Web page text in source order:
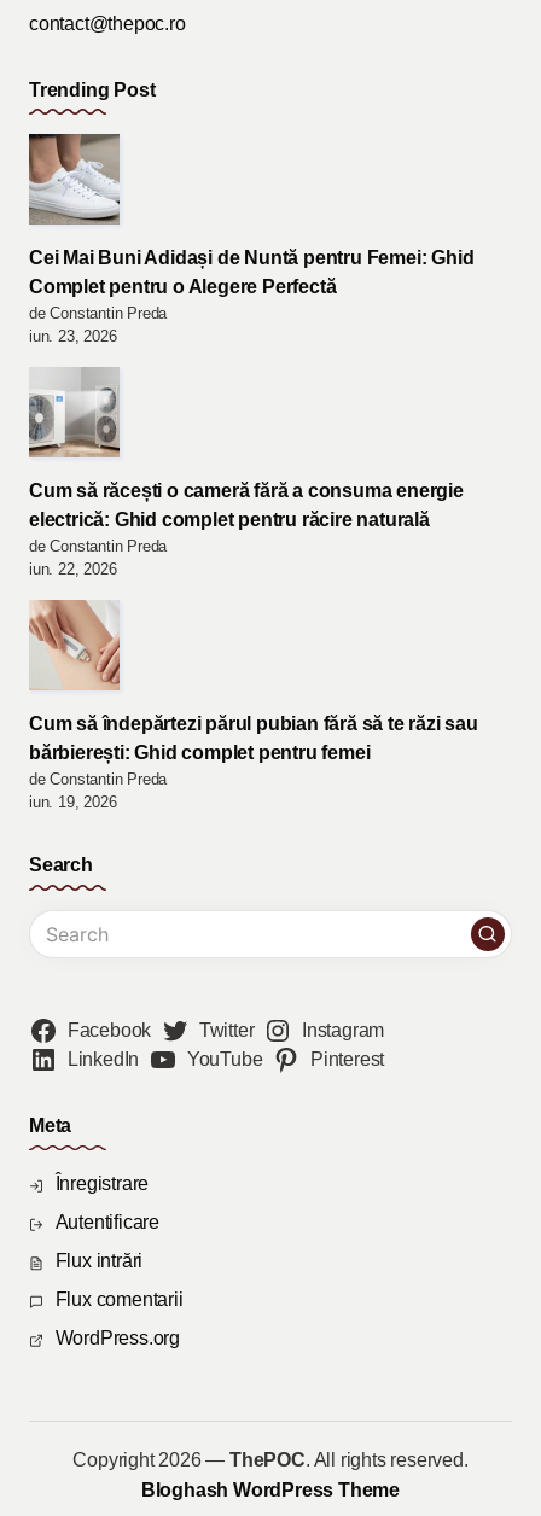
contact@thepoc.ro
Trending Post
Cei Mai Buni Adidași de Nuntă pentru Femei: Ghid
Complet pentru o Alegere Perfectă
de Constantin Preda
iun. 23, 2026
Cum să răcești o cameră fără a consuma energie
electrică: Ghid complet pentru răcire naturală
de Constantin Preda
iun. 22, 2026
Cum să îndepărtezi părul pubian fără să te răzi sau
bărbierești: Ghid complet pentru femei
de Constantin Preda
iun. 19, 2026
Search
Facebook Twitter
Instagram
LinkedIn
YouTube Pinterest
Meta
Înregistrare
Autentificare
Flux intrări
Flux comentarii
WordPress.org
Copyright 2026 —ThePOC. All rights reserved.
Bloghash WordPress Theme